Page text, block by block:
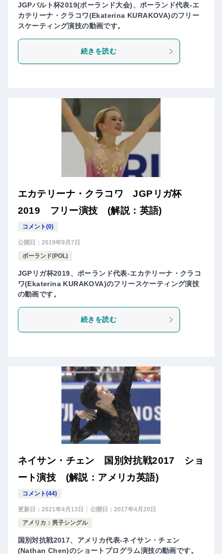
JGPバルト杯2019(ポーランド大会)、ポーランド代表-エ
カテリーナ・クラコワ(Ekaterina KURAKOVA)のフリー
スケーティング演技の動画です。
続きを読む
エカテリーナ・クラコワ JGPリガ杯
2019 フリー演技 (解説：英語)
コメント(0)
公開日： 2019年9月7日
ポーランド(POL)
JGPリガ杯2019、ポーランド代表-エカテリーナ・クラコ
ワ(Ekaterina KURAKOVA)のフリースケーティング演技
の動画です。
続きを読む
ネイサン・チェン 国別対抗戦2017 ショ
ート演技 (解説：アメリカ英語)
コメント(44)
更新日： 2021年4月13日 公開日： 2017年4月20日
アメリカ：男子シングル
国別対抗戦2017、アメリカ代表-ネイサン・チェン
(Nathan Chen)のショートプログラム演技の動画です。